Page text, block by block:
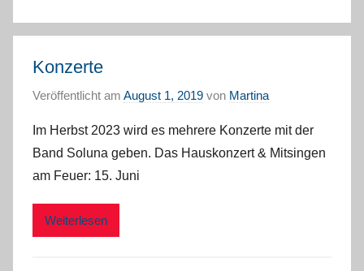
Konzerte
Veröffentlicht am August 1, 2019 von Martina
Im Herbst 2023 wird es mehrere Konzerte mit der
Band Soluna geben. Das Hauskonzert & Mitsingen
am Feuer: 15. Juni
Weiterlesen